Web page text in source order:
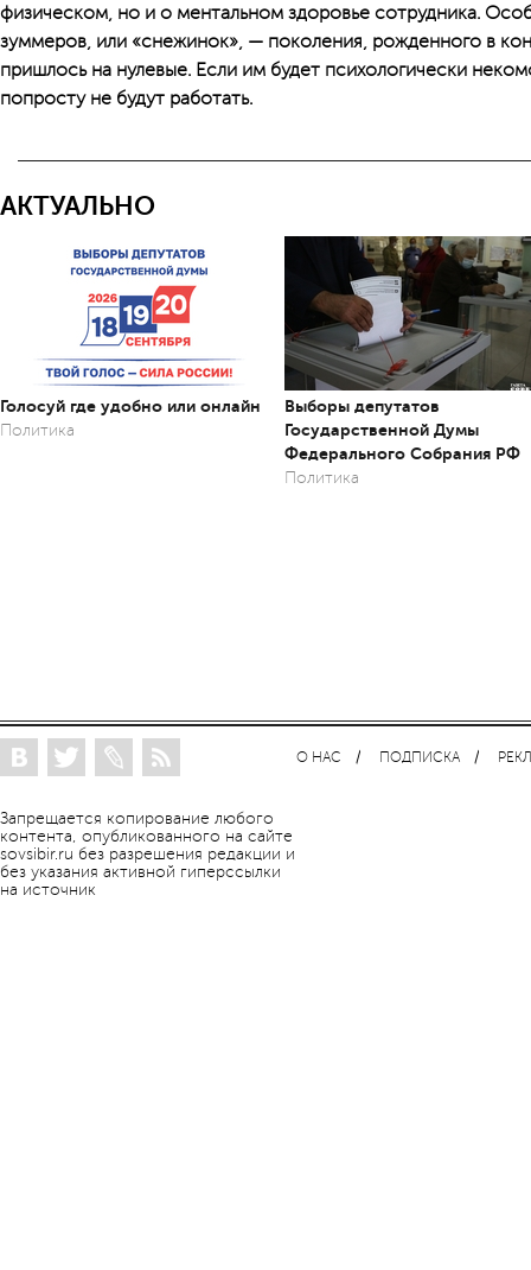
физическом, но и о ментальном здоровье сотрудника.
зуммеров, или «снежинок», — поколения, рожденного в
пришлось на нулевые. Если им будет психологически
попросту не будут работать.
АКТУАЛЬНО
Голосуй где удобно или онлайн
Политика
Выборы депутатов
Государственной Думы
Федерального Собрания РФ
Политика
Запрещается копирование любого
контента, опубликованного на сайте
sovsibir.ru без разрешения редакции и
без указания активной гиперссылки
на источник
О НАС ПОДПИСКА